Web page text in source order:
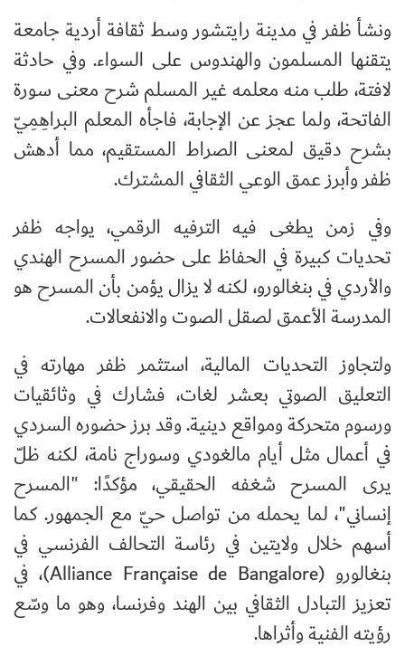
ونشأ ظفر في مدينة رايتشور وسط ثقافة أردية جامعة
يتقنها المسلمون والهندوس على السواء. وفي حادثة
لافتة، طلب منه معلمه غير المسلم شرح معنى سورة
الفاتحة، ولما عجز عن الإجابة، فاجأه المعلم البراهِمِيّ
بشرح دقيق لمعنى الصراط المستقيم، مما أدهش
ظفر وأبرز عمق الوعي الثقافي المشترك.
وفي زمن يطغى فيه الترفيه الرقمي، يواجه ظفر
تحديات كبيرة في الحفاظ على حضور المسرح الهندي
والأردي في بنغالورو، لكنه لا يزال يؤمن بأن المسرح هو
المدرسة الأعمق لصقل الصوت والانفعالات.
ولتجاوز التحديات المالية، استثمر ظفر مهارته في
التعليق الصوتي بعشر لغات، فشارك في وثائقيات
ورسوم متحركة ومواقع دينية. وقد برز حضوره السردي
في أعمال مثل أيام مالغودي وسوراج نامة، لكنه ظلّ
يرى المسرح شغفه الحقيقي، مؤكدًا: "المسرح
إنساني"، لما يحمله من تواصل حيّ مع الجمهور. كما
أسهم خلال ولايتين في رئاسة التحالف الفرنسي في
بنغالورو (Alliance Française de Bangalore)، في
تعزيز التبادل الثقافي بين الهند وفرنسا، وهو ما وسّع
رؤيته الفنية وأثراها.